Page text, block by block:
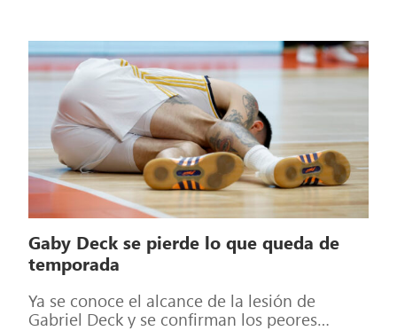
Gaby Deck se pierde lo que queda de
temporada
Ya se conoce el alcance de la lesión de
Gabriel Deck y se confirman los peores